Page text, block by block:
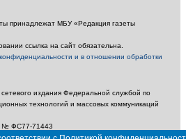
принадлежат МБУ «Редакция газеты
ссылка на сайт обязательна.
и в отношении обработки
издания Федеральной службой по
технологий и массовых коммуникаций
№ ФС77-71443
учреждение «Редакция газеты «Калужская